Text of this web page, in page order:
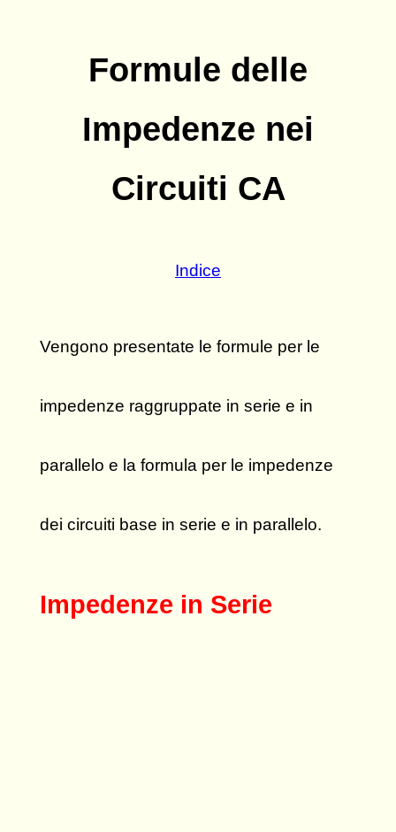
Formule delle
Impedenze nei
Circuiti CA
Indice
Vengono presentate le formule per le
impedenze raggruppate in serie e in
parallelo e la formula per le impedenze
dei circuiti base in serie e in parallelo.
Impedenze in Serie